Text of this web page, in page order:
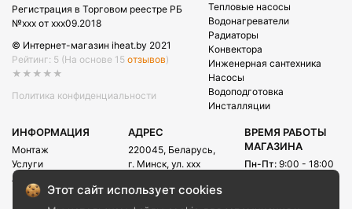
Регистрация в Торговом реестре РБ
№xxx от xxx09.2018
© Интернет-магазин iheat.by 2021
Рейтинг: 5 (На основе 15 отзывов)
★★★★★
Политика конфиденциальности
Тепловые насосы
Водонагреватели
Радиаторы
Конвектора
Инженерная сантехника
Насосы
Водоподготовка
Инсталляции
ИНФОРМАЦИЯ
Монтаж
Услуги
Акции
Рассрочка
Доставка и оплата
АДРЕС
220045, Беларусь,
г. Минск, ул. xxx
E-mail:
info@iheat.by
ВРЕМЯ РАБОТЫ
МАГАЗИНА
Пн-Пт: 9:00 - 18:00
Этот сайт использует cookies